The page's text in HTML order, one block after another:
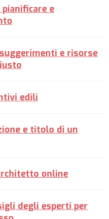
e
e risorse
edili
e titolo di un
online
degli esperti per